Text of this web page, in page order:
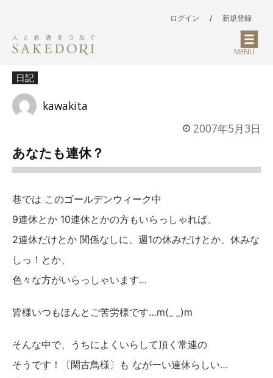
ログイン / 新規登録
MENU
日記
kawakita
2007年5月3日
あなたも連休？
巷では このゴールデンウィーク中
9連休とか 10連休とかの方もいらっしゃれば、
2連休だけとか 関係なしに、週1の休みだけとか、休みな
しっ！とか、
色々な方がいらっしゃいます…
皆様いつもほんとご苦労様です…m(_ _)m
そんな中で、うちによくいらして頂く常連の
そうです！〔閑古鳥様〕も ながーい連休らしい…